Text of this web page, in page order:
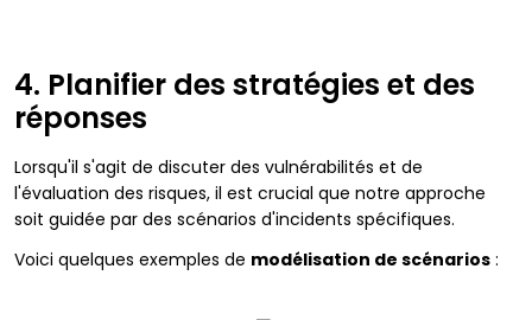
4. Planifier des stratégies et des
réponses
Lorsqu'il s'agit de discuter des vulnérabilités et de
l'évaluation des risques, il est crucial que notre approche
soit guidée par des scénarios d'incidents spécifiques.
Voici quelques exemples de modélisation de scénarios :